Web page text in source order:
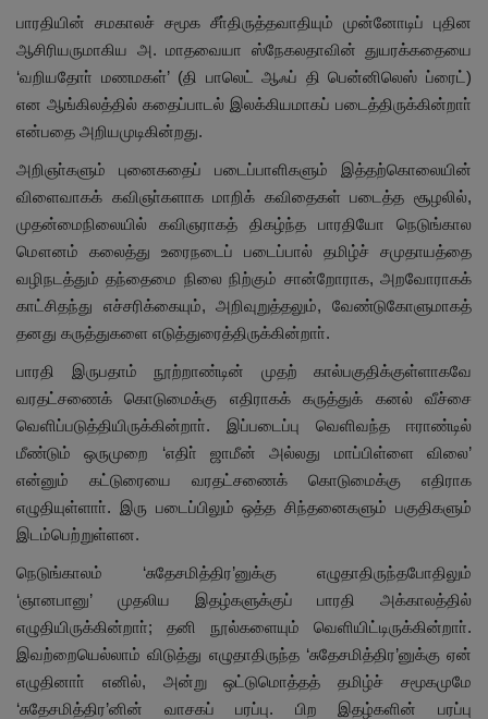
பாரதியின் சமகாலச் சமூக சீா்திருத்தவாதியும் முன்னோடிப் புதின
ஆசிரியருமாகிய அ. மாதவையா ஸ்நேகலதாவின் துயரக்கதையை
‘வறியதோா் மணமகள்’ (தி பாலெட் ஆஃப் தி பென்னிலெஸ் ப்ரைட்)
என ஆங்கிலத்தில் கதைப்பாடல் இலக்கியமாகப் படைத்திருக்கின்றாா்
என்பதை அறியமுடிகின்றது.
அறிஞா்களும் புனைகதைப் படைப்பாளிகளும் இத்தற்கொலையின்
விளைவாகக் கவிஞா்களாக மாறிக் கவிதைகள் படைத்த சூழலில்,
முதன்மைநிலையில் கவிஞராகத் திகழ்ந்த பாரதியோ நெடுங்கால
மௌனம் கலைத்து உரைநடைப் படைப்பால் தமிழ்ச் சமுதாயத்தை
வழிநடத்தும் தந்தைமை நிலை நிற்கும் சான்றோராக, அறவோராகக்
காட்சிதந்து எச்சரிக்கையும், அறிவுறுத்தலும், வேண்டுகோளுமாகத்
தனது கருத்துகளை எடுத்துரைத்திருக்கின்றாா்.
பாரதி இருபதாம் நூற்றாண்டின் முதற் கால்பகுதிக்குள்ளாகவே
வரதட்சணைக் கொடுமைக்கு எதிராகக் கருத்துக் கனல் வீச்சை
வெளிப்படுத்தியிருக்கின்றாா். இப்படைப்பு வெளிவந்த ஈராண்டில்
மீண்டும் ஒருமுறை ‘எதிா் ஜாமீன் அல்லது மாப்பிள்ளை விலை’
என்னும் கட்டுரையை வரதட்சணைக் கொடுமைக்கு எதிராக
எழுதியுள்ளாா். இரு படைப்பிலும் ஒத்த சிந்தனைகளும் பகுதிகளும்
இடம்பெற்றுள்ளன.
நெடுங்காலம் ‘சுதேசமித்திர’னுக்கு எழுதாதிருந்தபோதிலும்
‘ஞானபானு’ முதலிய இதழ்களுக்குப் பாரதி அக்காலத்தில்
எழுதியிருக்கின்றாா்; தனி நூல்களையும் வெளியிட்டிருக்கின்றாா்.
இவற்றையெல்லாம் விடுத்து எழுதாதிருந்த ‘சுதேசமித்திர’னுக்கு ஏன்
எழுதினாா் எனில், அன்று ஒட்டுமொத்தத் தமிழ்ச் சமூகமுமே
‘சுதேசமித்திர’னின் வாசகப் பரப்பு. பிற இதழ்களின் பரப்பு